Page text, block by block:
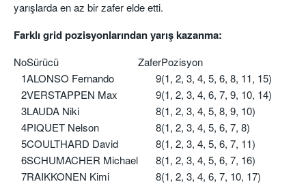
yarışlarda en az bir zafer elde etti.
Farklı grid pozisyonlarından yarış kazanma:
NoSürücü ZaferPozisyon
1ALONSO Fernando 9(1, 2, 3, 4, 5, 6, 8, 11, 15)
2VERSTAPPEN Max 9(1, 2, 3, 4, 6, 7, 9, 10, 14)
3LAUDA Niki 8(1, 2, 3, 4, 5, 8, 9, 10)
4PIQUET Nelson 8(1, 2, 3, 4, 5, 6, 7, 8)
5COULTHARD David 8(1, 2, 3, 4, 5, 6, 7, 11)
6SCHUMACHER Michael 8(1, 2, 3, 4, 5, 6, 7, 16)
7RAIKKONEN Kimi 8(1, 2, 3, 4, 6, 7, 10, 17)